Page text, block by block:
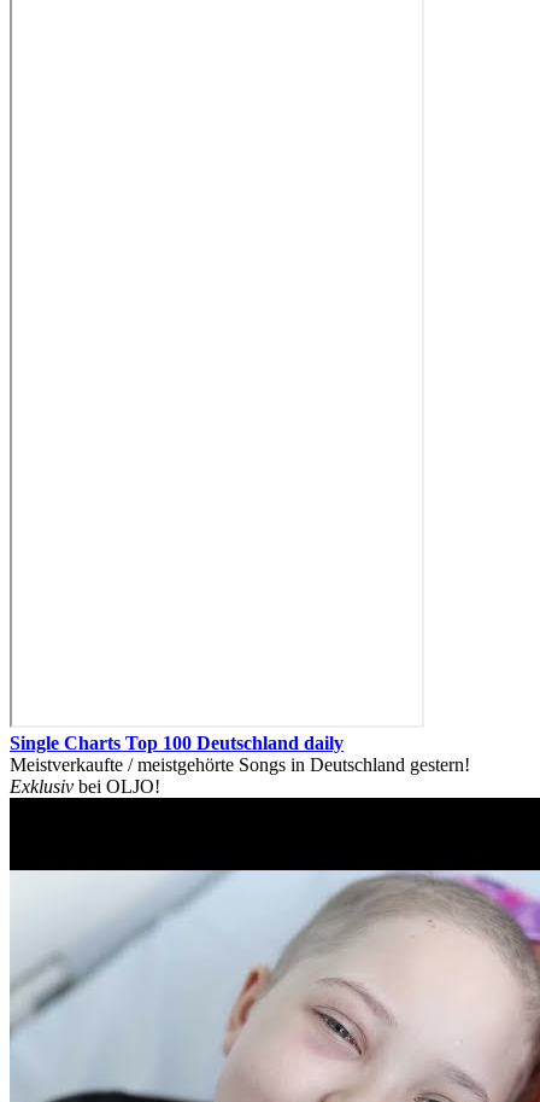
Single Charts Top 100 Deutschland daily
Meistverkaufte / meistgehörte Songs in Deutschland gestern!
Exklusiv bei OLJO!